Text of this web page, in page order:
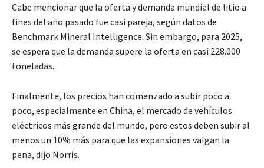
Cabe mencionar que la oferta y demanda mundial de litio a
fines del año pasado fue casi pareja, según datos de
Benchmark Mineral Intelligence. Sin embargo, para 2025,
se espera que la demanda supere la oferta en casi 228.000
toneladas.
Finalmente, los precios han comenzado a subir poco a
poco, especialmente en China, el mercado de vehículos
eléctricos más grande del mundo, pero estos deben subir al
menos un 10% más para que las expansiones valgan la
pena, dijo Norris.